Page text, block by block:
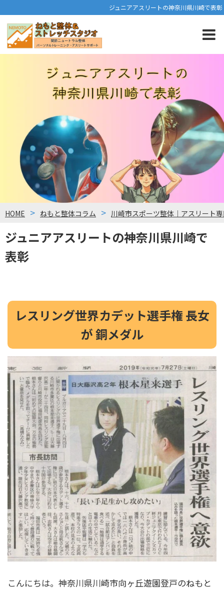
ジュニアアスリートの神奈川県川崎で表彰
ジュニアアスリートの神奈川県川崎で
表彰
HOME ねもと整体コラム 川崎市スポーツ整体｜アスリート
レスリング世界カデット選手権 長女
が 銅メダル
こんにちは。神奈川県川崎市向ヶ丘遊園登戸のねもと